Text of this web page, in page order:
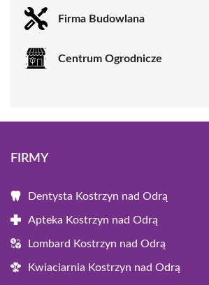
Firma Budowlana
Centrum Ogrodnicze
FIRMY
Dentysta Kostrzyn nad Odrą
Apteka Kostrzyn nad Odrą
Lombard Kostrzyn nad Odrą
Kwiaciarnia Kostrzyn nad Odrą